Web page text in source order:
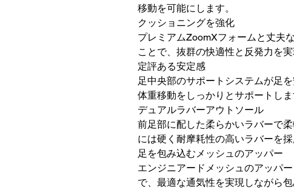
移動を可能にします。
クッショニングを強化
プレミアムZoomXフォームと丈夫
ことで、抜群の快適性と反発力を実
定評ある安定感
足中央部のサポートシステムが足
体重移動をしっかりとサポートしま
デュアルラバーアウトソール
前足部に配した柔らかいラバーで
には硬く耐摩耗性の高いラバーを
足を包み込むメッシュのアッパー
エンジニアードメッシュのアッパ
で、最適な通気性を実現しながら